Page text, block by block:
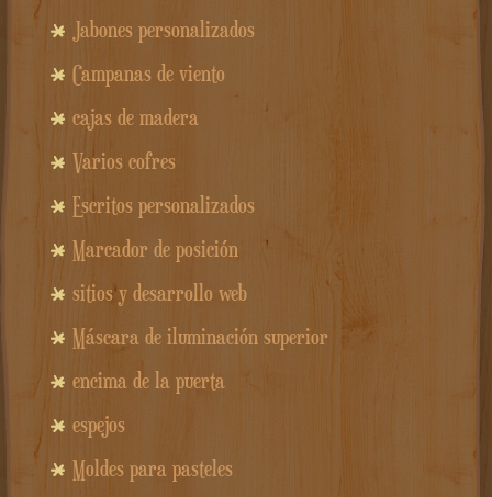
Jabones personalizados
Campanas de viento
cajas de madera
Varios cofres
Escritos personalizados
Marcador de posición
sitios y desarrollo web
Máscara de iluminación superior
encima de la puerta
espejos
Moldes para pasteles